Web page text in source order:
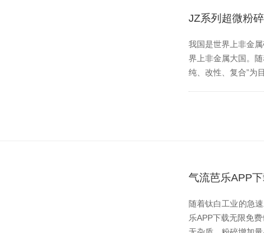
JZ系列超微粉
我国是世界上非金属
界上非金属大国
纯、改性、复合
气流芭乐APP
随着钛白工业的急速
乐APP下载无限免费